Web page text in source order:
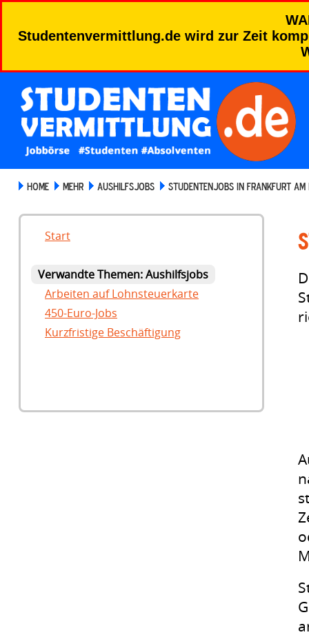
Studentenvermittlung.de wird zur Zeit
HOME MEHR AUSHILFSJOBS STUDENTENJOBS IN FRANKFURT
Start
Verwandte Themen: Aushilfsjobs
Arbeiten auf Lohnsteuerkarte
450-Euro-Jobs
Kurzfristige Beschäftigung